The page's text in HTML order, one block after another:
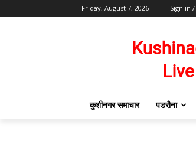
Friday, August 7, 2026 Sign in /
कुशीनगर समाचार पडरौना